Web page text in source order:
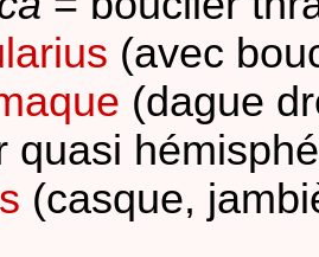
(avec
(dague
quasi
(casque,